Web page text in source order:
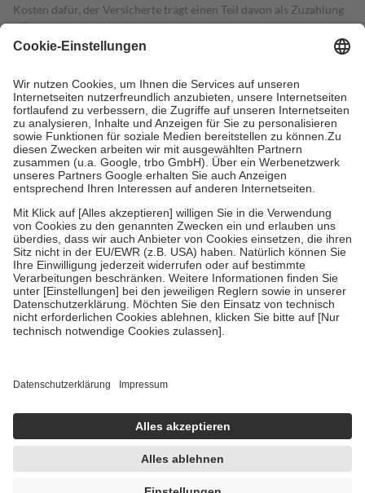
Kosten dafür, der Versicherte trägt einen Teil davon als Zuzahlung
mit.
Grundsätzlich leisten Mitglieder Zuzahlungen in Höhe von zehn
höchstens zehn Euro.
Es sind jedoch nie mehr als die tatsächlichen
Kosten der Leistung zu entrichten.
Diese Regeln gelten grundsätzlich auch für Online-Apotheken.
Bei Heilmitteln und häuslicher Krankenpflege beträgt die
Zuzahlung zehn Prozent der Kosten sowie zehn Euro je
Verordnung.
Um das Engagement der Versicherten für ihre eigene Gesundheit zu
stärken und die besondere Stellung der Familie zu unterstützen,
fallenkeine Zuzahlungenan bei:
• Kindern und Jugendlichen bis zum vollendeten 18. Lebensjahr
mit Ausnahme der Fahrkosten
• Untersuchungen zur Vorsorge und Früherkennung, die von der
GKV getragen werden
• empfohlenen Schutzimpfungen
• Harn- und Blutteststreifen
getroffen, um sicherzustellen, dass es sich um echte Bewertungen
https://help.etrusted.com/hc/de/articles/4419944605341
Einige Bilder und Inhalte wurden unter Zuhilfenahme künstlicher